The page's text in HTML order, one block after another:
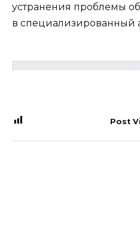
устранения проблемы
в специализированный
Post